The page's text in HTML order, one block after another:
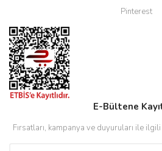
Pinterest
E-Bültene
Fırsatları, kampanya ve duyuruları ile